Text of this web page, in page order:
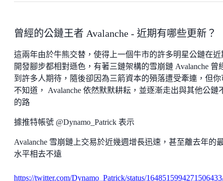
曾經的公鏈王者 Avalanche - 近期有哪些更新？
這兩年由於牛熊交替，使得上一個牛市的許多明星公鏈在近
開發腳步都相對遜色，有著三鏈架構的雪崩鏈 Avalanche 曾
到許多人期待，隨後卻因為三箭資本的殞落遭受牽連，但你
不知道， Avalanche 依然默默耕耘，並逐漸走出與其他公鏈
的路
據推特帳號 @Dynamo_Patrick 表示
Avalanche 雪崩鏈上交易於近幾週增長迅速，甚至離去年的
水平相去不遠
https://twitter.com/Dynamo_Patrick/status/